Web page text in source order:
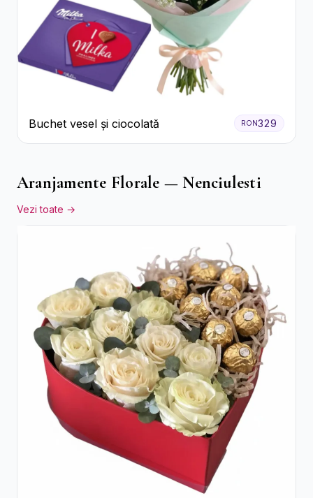
Buchet vesel și ciocolată RON329
Aranjamente Florale — Nenciulesti
Vezi toate →